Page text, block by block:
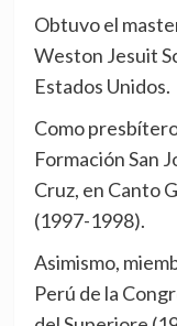
Obtuvo el
Weston Jesuit
Estados Unidos.
Como
Formación San
Cruz, en Canto
(1997-1998).
Asimismo,
Perú de la